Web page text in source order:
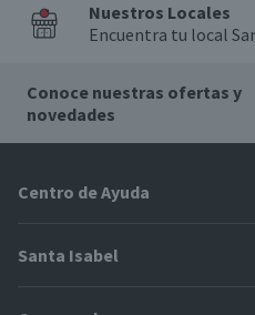
Nuestros Locales
Encuentra tu local
Conoce nuestras ofertas y
novedades
Centro de Ayuda
Problemas con tu pedido
Santa Isabel